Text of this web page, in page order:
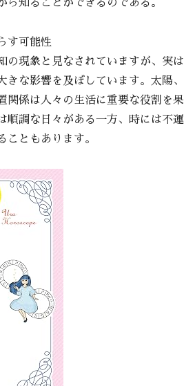
ら知ることができるのである。
す可能性
の現象と見なされていますが、実は
きな影響を及ぼしています。太陽、
関係は人々の生活に重要な役割を果
順調な日々がある一方、時には不運
こともあります。